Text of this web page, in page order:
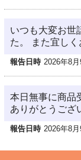
いつも大変お世
た。 また宜しく
報告日時 2026年8
本日無事に商品
ありがとうござ
報告日時 2026年8